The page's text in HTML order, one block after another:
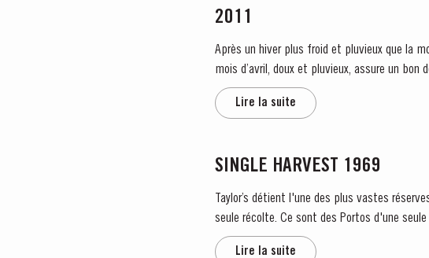
2011
Après un hiver plus froid et pluvieux que la
mois d’avril, doux et pluvieux, assure un
la quasi absence de...
Lire la suite
SINGLE HARVEST 1969
Taylor’s détient l'une des plus vastes
seule récolte. Ce sont des Portos d'une
Lire la suite